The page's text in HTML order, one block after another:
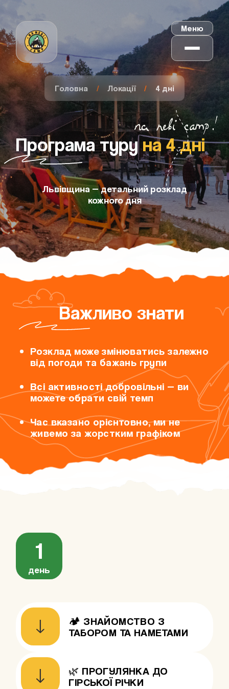
Меню
Головна Локації 4 дні
Програма туруна 4 дні
Львівщина — детальний розклад
кожного дня
Важливо знати
Розклад може змінюватись залежно
від погоди та бажань групи
Всі активності добровільні — ви
можете обрати свій темп
Час вказано орієнтовно, ми не
живемо за жорстким графіком
1
день
🏕️ ЗНАЙОМСТВО З
ТАБОРОМ ТА НАМЕТАМИ
По приїзду ти знайомишся з
🌿 ПРОГУЛЯНКА ДО
ГІРСЬКОЇ РІЧКИ